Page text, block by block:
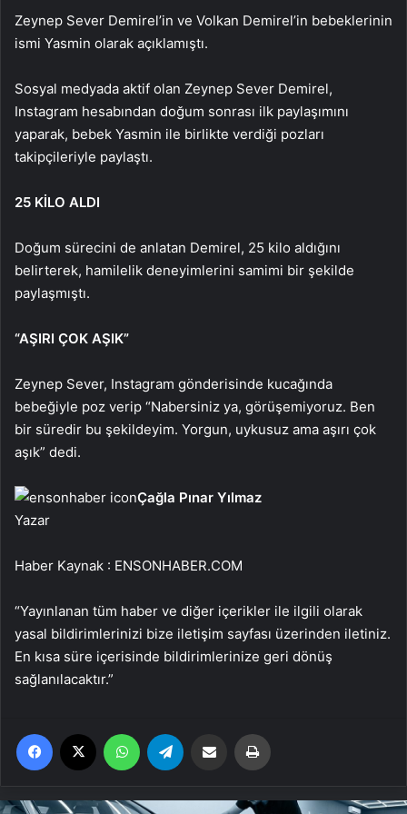
Zeynep Sever Demirel’in ve Volkan Demirel’in bebeklerinin
ismi Yasmin olarak açıklamıştı.
Sosyal medyada aktif olan Zeynep Sever Demirel,
Instagram hesabından doğum sonrası ilk paylaşımını
yaparak, bebek Yasmin ile birlikte verdiği pozları
takipçileriyle paylaştı.
25 KİLO ALDI
Doğum sürecini de anlatan Demirel, 25 kilo aldığını
belirterek, hamilelik deneyimlerini samimi bir şekilde
paylaşmıştı.
“AŞIRI ÇOK AŞIK”
Zeynep Sever, Instagram gönderisinde kucağında
bebeğiyle poz verip “Nabersiniz ya, görüşemiyoruz. Ben
bir süredir bu şekildeyim. Yorgun, uykusuz ama aşırı çok
aşık” dedi.
Çağla Pınar Yılmaz
Yazar
Haber Kaynak : ENSONHABER.COM
“Yayınlanan tüm haber ve diğer içerikler ile ilgili olarak
yasal bildirimlerinizi bize iletişim sayfası üzerinden iletiniz.
En kısa süre içerisinde bildirimlerinize geri dönüş
sağlanılacaktır.”
Facebook WhatsApp Email'den paylaş